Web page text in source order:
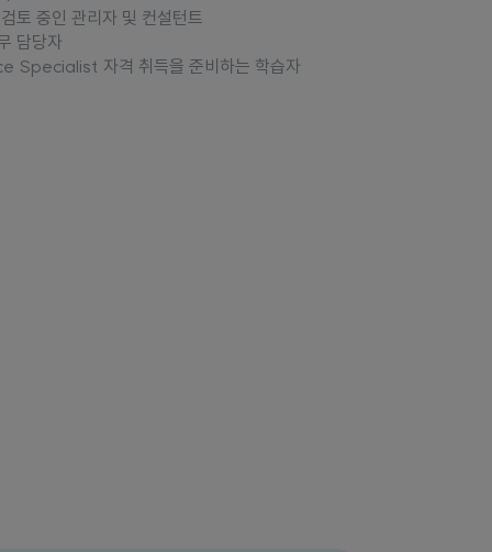
토 중인 관리자 및 컨설턴트
담당자
자격 취득을 준비하는 학습자